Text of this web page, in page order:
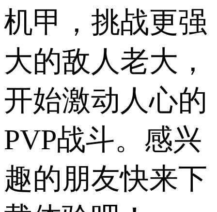
机甲，挑战更强
大的敌人老大，
开始激动人心的
PVP战斗。感兴
趣的朋友快来下